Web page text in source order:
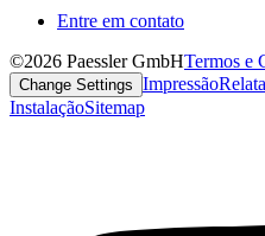
Entre em contato
©2026 Paessler GmbHTermos e
Change Settings Impressão
InstalaçãoSitemap